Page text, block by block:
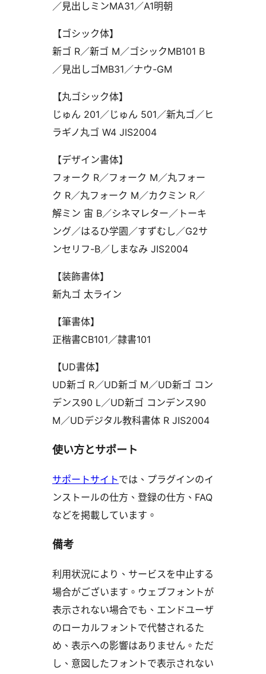
／見出しミンMA31／A1明朝
【ゴシック体】
新ゴ R／新ゴ M／ゴシックMB101 B
／見出しゴMB31／ナウ-GM
【丸ゴシック体】
じゅん 201／じゅん 501／新丸ゴ／ヒ
ラギノ丸ゴ W4 JIS2004
【デザイン書体】
フォーク R／フォーク M／丸フォー
ク R／丸フォーク M／カクミン R／
解ミン 宙 B／シネマレター／トーキ
ング／はるひ学園／すずむし／G2サ
ンセリフ-B／しまなみ JIS2004
【装飾書体】
新丸ゴ 太ライン
【筆書体】
正楷書CB101／隷書101
【UD書体】
UD新ゴ R／UD新ゴ M／UD新ゴ コン
デンス90 L／UD新ゴ コンデンス90
M／UDデジタル教科書体 R JIS2004
使い方とサポート
サポートサイトでは、プラグインのイ
ンストールの仕方、登録の仕方、FAQ
などを掲載しています。
備考
利用状況により、サービスを中止する
場合がございます。ウェブフォントが
表示されない場合でも、エンドユーザ
のローカルフォントで代替されるた
め、表示への影響はありません。ただ
し、意図したフォントで表示されない